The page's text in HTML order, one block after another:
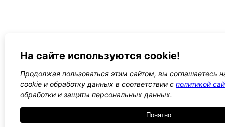
На сайте используются cookie!
Продолжая пользоваться этим сайтом, вы соглашаетесь
cookie и обработку данных в соответствии с политикой
обработки и защиты персональных данных.
Понятно